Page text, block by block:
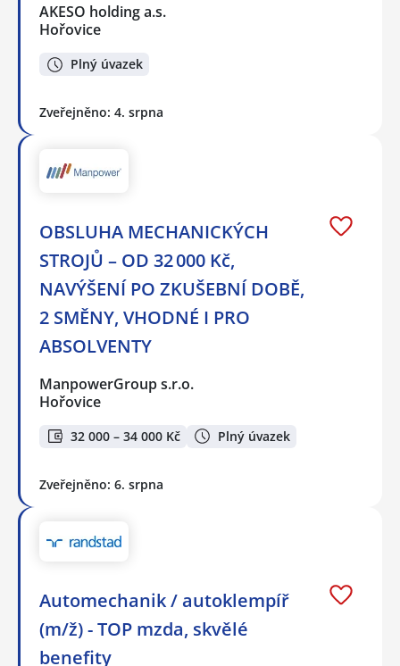
AKESO holding a.s.
Hořovice
Plný úvazek
Zveřejněno: 4. srpna
OBSLUHA MECHANICKÝCH
STROJŮ – OD 32 000 Kč,
NAVÝŠENÍ PO ZKUŠEBNÍ DOBĚ,
2 SMĚNY, VHODNÉ I PRO
ABSOLVENTY
ManpowerGroup s.r.o.
Hořovice
32 000 – 34 000 Kč Plný úvazek
Zveřejněno: 6. srpna
Automechanik / autoklempíř
(m/ž) - TOP mzda, skvělé
benefity